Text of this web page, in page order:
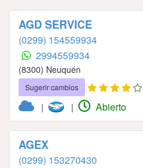
AGD SERVICE
(0299) 154559934
2994559934
(8300) Neuquén
Sugerir cambios
| | Abierto
AGEX
(0299) 153270430